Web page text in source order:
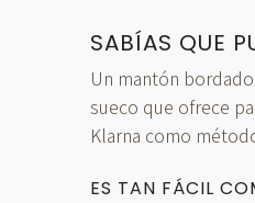
SABÍAS QUE
Un mantón
sueco que ofrece
Klarna como
ES TAN FÁCIL